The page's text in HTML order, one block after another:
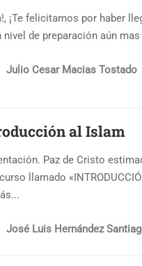
¡Te felicitamos por haber
nivel de preparación aún
Julio Cesar Macias Tostado
al Islam
Paz de Cristo
llamado
José Luis Hernández